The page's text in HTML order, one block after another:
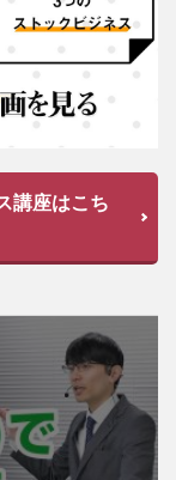
講座はこち